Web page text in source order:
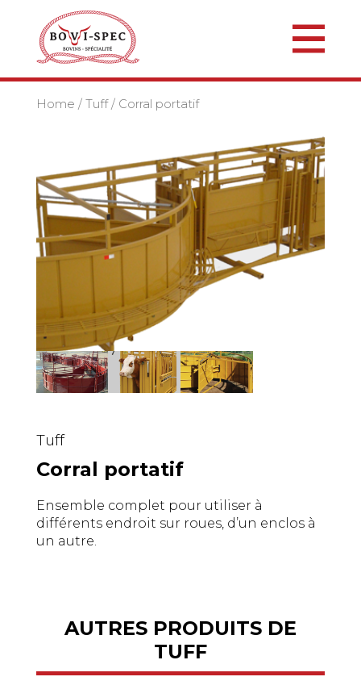
Home / Tuff/ Corral portatif
Tuff
Corral portatif
Ensemble complet pour utiliser à
différents endroit sur roues, d’un enclos à
un autre.
AUTRES PRODUITS DE
TUFF